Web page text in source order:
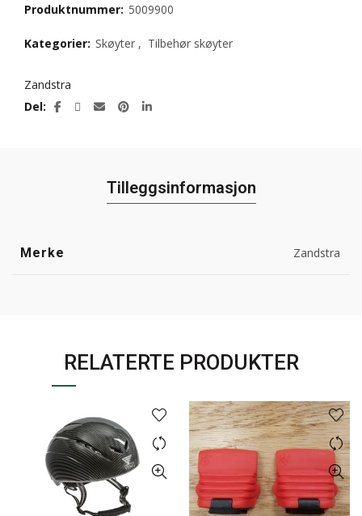
Produktnummer: 5009900
Kategorier: Skøyter , Tilbehør skøyter
Zandstra
Del
Tilleggsinformasjon
Merke Zandstra
RELATERTE PRODUKTER